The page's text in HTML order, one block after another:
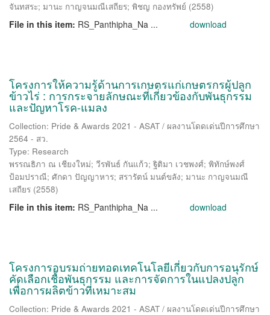
จันทสระ; มานะ กาญจนมณีเสถียร; พิชญ กองทรัพย์ (2558)
File in this item: RS_Panthipha_Na ... download
โครงการให้ความรู้ด้านการเกษตรแก่เกษตรกรผู้ปลูก
ข้าวไร่ : การกระจายลักษณะที่เกี่ยวข้องกับพันธุกรรม
และปัญหาโรค-แมลง
Collection: Pride & Awards 2021 - ASAT / ผลงานโดดเด่นปีการศึกษา
2564 - สว.
Type: Research
พรรณธิภา ณ เชียงใหม่; วีรพันธ์ กันแก้ว; ฐิติมา เวชพงศ์; พิทักษ์พงศ์
ป้อมปราณี; ศักดา ปัญญาหาร; สรารัตน์ มนต์ขลัง; มานะ กาญจนมณี
เสถียร (2558)
File in this item: RS_Panthipha_Na ... download
โครงการอบรมถ่ายทอดเทคโนโลยีเกี่ยวกับการอนุรักษ์
คัดเลือกเชื้อพันธุกรรม และการจัดการในแปลงปลูก
เพื่อการผลิตข้าวที่เหมาะสม
Collection: Pride & Awards 2021 - ASAT / ผลงานโดดเด่นปีการศึกษา